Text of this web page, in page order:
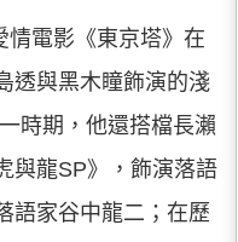
情電影《東京塔》在
透與黑木瞳飾演的淺
時期，他還搭檔長瀨
與龍SP》，飾演落語
語家谷中龍二；在歷